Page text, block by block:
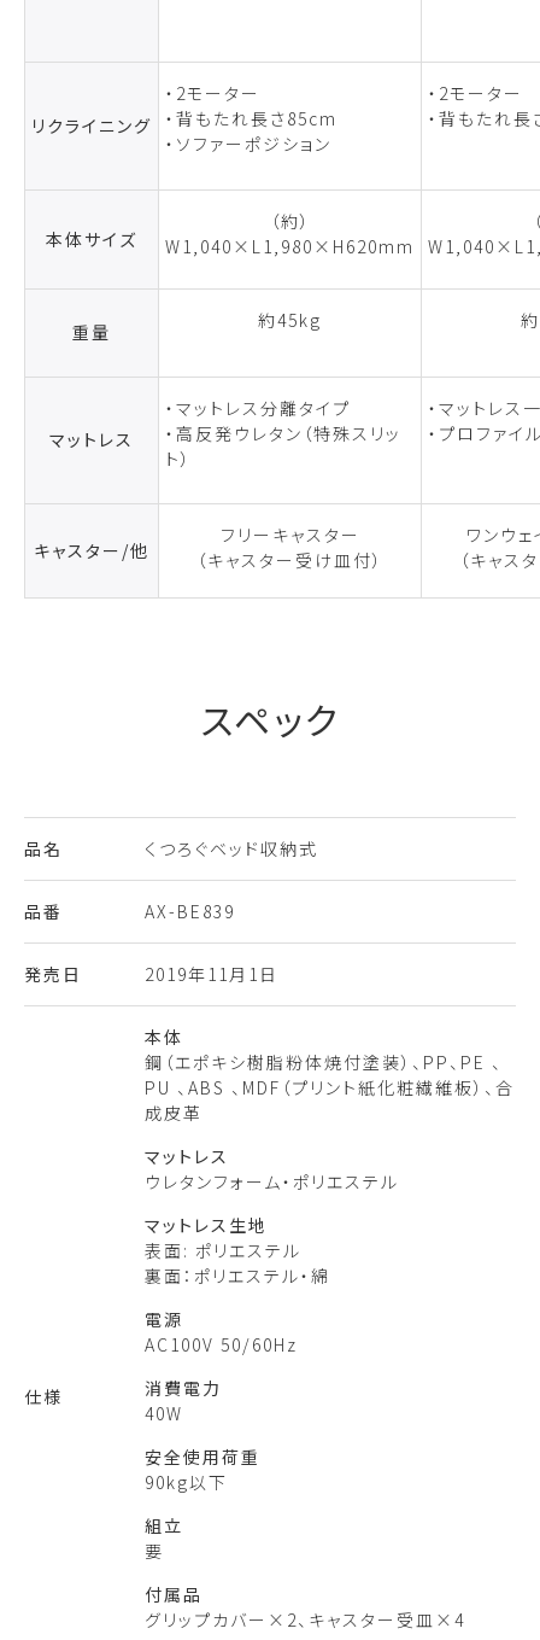
リクライニング
・2モーター
・背もたれ長さ85cm
・ソファーポジション
・2モーター
・背もたれ
本体サイズ
（約）
W1,040×L1,980×H620mm
重量 約45kg
マットレス
・マットレス分離タイプ
・高反発ウレタン（特殊スリッ
ト）
・マットレス
・プロファイ
キャスター/他
フリーキャスター
（キャスター受け皿付）
ワンウ
（キャス
スペック
品名 くつろぐベッド収納式
品番 AX-BE839
発売日 2019年11月1日
仕様
本体
鋼（エポキシ樹脂粉体焼付塗装）、PP、PE 、
PU 、ABS 、MDF（プリント紙化粧繊維板）、合
成皮革
マットレス
ウレタンフォーム・ポリエステル
マットレス生地
表面: ポリエステル
裏面：ポリエステル・綿
電源
AC100V 50/60Hz
消費電力
40W
安全使用荷重
90kg以下
組立
要
付属品
グリップカバー×2、キャスター受皿×4